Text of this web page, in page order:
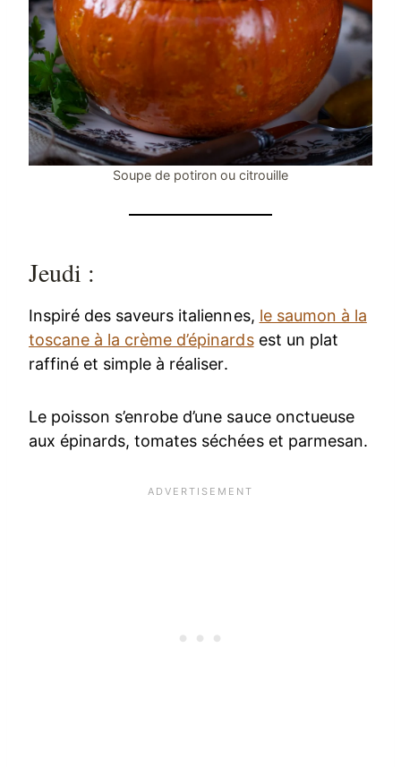
Soupe de potiron ou citrouille
Jeudi :
Inspiré des saveurs italiennes, le saumon à la
toscane à la crème d’épinardsest un plat
raffiné et simple à réaliser.
Le poisson s’enrobe d’une sauce onctueuse
aux épinards, tomates séchées et parmesan.